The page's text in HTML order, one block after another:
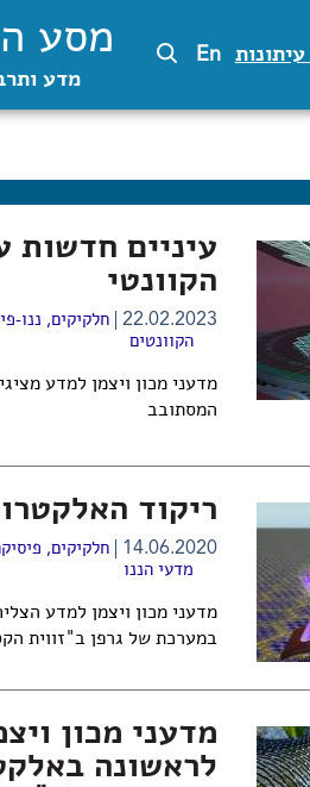
En מסע
מדע
עיניים חדשות
הקוונטי
22.02.2023 חלקיקים, ננו-
הקוונטים
מדעני מכון ויצמן למדע
המסתובב
ריקוד
14.06.2020 חלקיקים,
מדעי הננו
מדעני מכון ויצמן למדע
במערכת של גרפן ב"זווית
מדעני מכון
לראשונה